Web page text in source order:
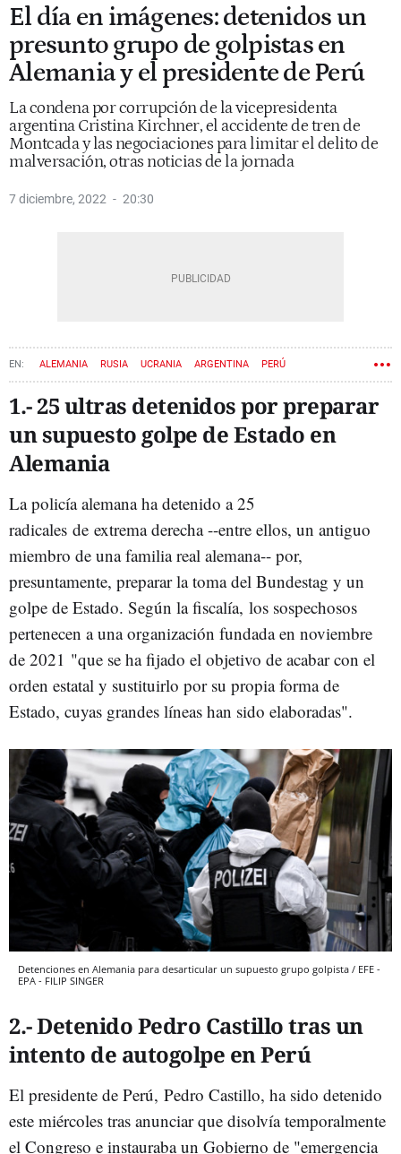
El día en imágenes: detenidos un
presunto grupo de golpistas en
Alemania y el presidente de Perú
La condena por corrupción de la vicepresidenta
argentina Cristina Kirchner, el accidente de tren de
Montcada y las negociaciones para limitar el delito de
malversación, otras noticias de la jornada
7 diciembre, 2022 20:30
ALEMANIA RUSIA UCRANIA ARGENTINA PERÚ
1.- 25 ultras detenidos por preparar
un supuesto golpe de Estado en
Alemania
La policía alemana ha detenido a 25
radicales de extrema derecha --entre ellos, un antiguo
miembro de una familia real alemana-- por,
presuntamente, preparar la toma del Bundestag y un
golpe de Estado. Según la fiscalía, los sospechosos
pertenecen a una organización fundada en noviembre
de 2021 "que se ha fijado el objetivo de acabar con el
orden estatal y sustituirlo por su propia forma de
Estado, cuyas grandes líneas han sido elaboradas".
Detenciones en Alemania para desarticular un supuesto grupo golpista / EFE -
EPA - FILIP SINGER
2.- Detenido Pedro Castillo tras un
intento de autogolpe en Perú
El presidente de Perú, Pedro Castillo, ha sido detenido
este miércoles tras anunciar que disolvía temporalmente
el Congreso e instauraba un Gobierno de "emergencia